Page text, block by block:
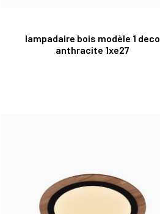
lampadaire bois modèle 1 deco
anthracite 1xe27